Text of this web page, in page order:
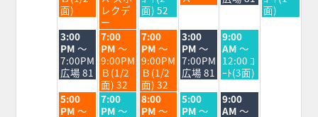
月
18th
2026
面)
月
19th
2026
レクデ
ー
月
20th
2026
面) 52
月
2026
月
2026
月
23rd
面)
火
曜
日,
8
月
18th
2026
3:00
PM ～
7:00PM
広場 81
水
曜
日,
8
月
19th
2026
7:00
PM ～
9:00PM
Ｂ(1/2
面) 32
木
曜
日,
8
月
20th
2026
7:00
PM ～
9:00PM
Ｂ(1/2
面) 32
金
曜
日,
8
月
21st
2026
3:00
PM ～
7:00PM
広場 81
土
曜
日,
8
月
22nd
2026
9:00
AM ～
12:00 ｺ
ｰﾄ(3面)
火
曜
5:00
PM ～
水
曜
7:00
PM ～
木
曜
8:00
PM ～
金
曜
5:00
PM ～
土
曜
9:00
AM ～